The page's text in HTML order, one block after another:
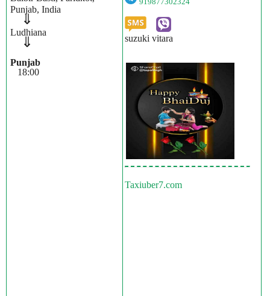
Punjab, India
⇓
Ludhiana
⇓
Punjab
18:00
919877302324
suzuki vitara
Taxiuber7.com